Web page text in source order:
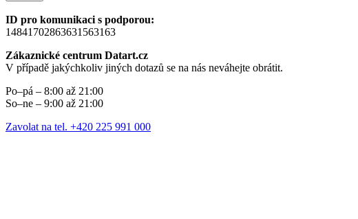
ID pro komunikaci s podporou:
14841702863631563163
Zákaznické centrum Datart.cz
V případě jakýchkoliv jiných dotazů se na nás neváhejte obrátit.
Po–pá – 8:00 až 21:00
So–ne – 9:00 až 21:00
Zavolat na tel. +420 225 991 000